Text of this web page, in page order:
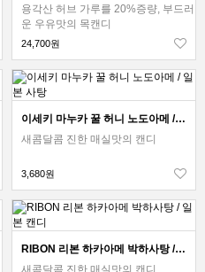
용각산 허브 가루를 20%증량, 부드러
운 우유맛의 목캔디
24,700원
이세키 마누카 꿀 허니 노도아메 / 일본 사탕
새콤달콤 진한 매실맛의 캔디
3,680원
RIBON 리본 하카아메 박하사탕 / 일본 캔디
새콤달콤 진한 매실맛의 캔디